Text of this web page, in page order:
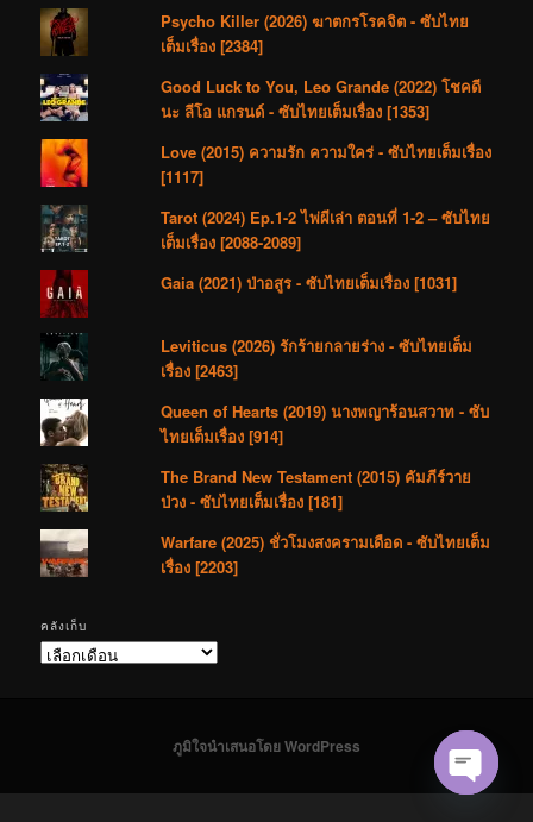
Psycho Killer (2026) ฆาตกรโรคจิต - ซับไทย
เต็มเรื่อง [2384]
Good Luck to You, Leo Grande (2022) โชคดี
นะ ลีโอ แกรนด์ - ซับไทยเต็มเรื่อง [1353]
Love (2015) ความรัก ความใคร่ - ซับไทยเต็มเรื่อง
[1117]
Tarot (2024) Ep.1-2 ไพ่ผีเล่า ตอนที่ 1-2 – ซับไทย
เต็มเรื่อง [2088-2089]
Gaia (2021) ป่าอสูร - ซับไทยเต็มเรื่อง [1031]
Leviticus (2026) รักร้ายกลายร่าง - ซับไทยเต็ม
เรื่อง [2463]
Queen of Hearts (2019) นางพญาร้อนสวาท - ซับ
ไทยเต็มเรื่อง [914]
The Brand New Testament (2015) คัมภีร์วาย
ป่วง - ซับไทยเต็มเรื่อง [181]
Warfare (2025) ชั่วโมงสงครามเดือด - ซับไทยเต็ม
เรื่อง [2203]
คลังเก็บ
คลัง
ภูมิใจนำเสนอโดย WordPress